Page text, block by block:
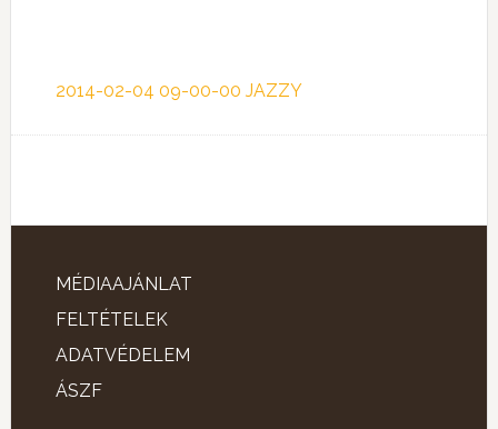
2014-02-04 09-00-00 JAZZY
MÉDIAAJÁNLAT
FELTÉTELEK
ADATVÉDELEM
ÁSZF